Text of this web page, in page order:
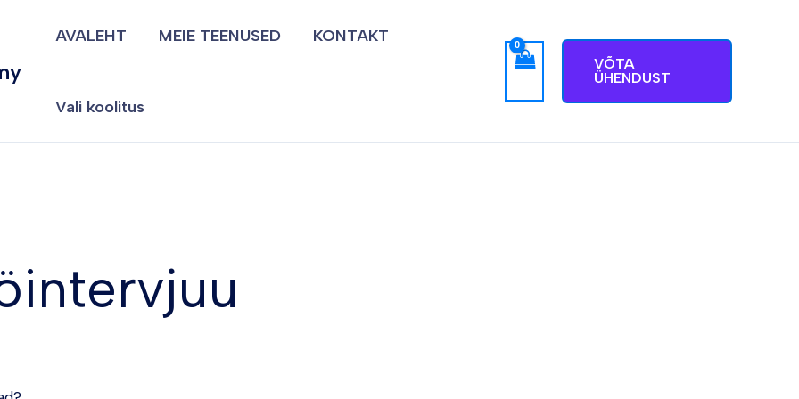
AVALEHT MEIE TEENUSED KONTAKT
Vali koolitus
VÕTA
ÜHENDUST